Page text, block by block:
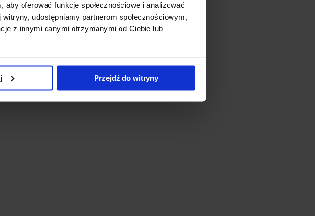
oferować funkcje społecznościowe i analizować
udostępniamy partnerom społecznościowym,
z innymi danymi otrzymanymi od Ciebie lub
Przejdź do witryny